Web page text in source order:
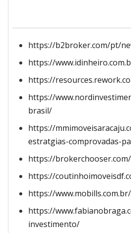
https://b2broker.com/pt/
https://
https://
https://
brasil/
https://
estratgias-comprovadas-
https://
https://
https://
https://
investimento/